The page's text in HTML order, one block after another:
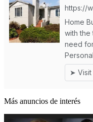
Más anuncios de interés